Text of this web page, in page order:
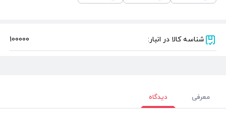
شناسه کالا در انبار: 100000
معرفی دیدگاه